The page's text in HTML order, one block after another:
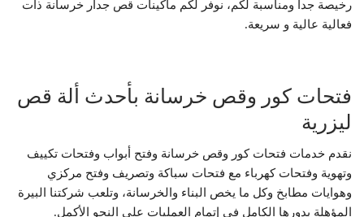
رخيصة جدا ومناسبة لكم، نوفر لكم ماكينات قص جدار خرسانة ذات
فعالية عالية و سريعة.
فتحات كور وقص خرسانة بأحدث ألة قص
ليزرية
نقدم خدمات فتحات كور وقص خرسانة وفتح أبواب وفتحات تكييف
وتهوية وفتحات كهرباء مع فتحات سباكة وتصريف وفتح مركزي
وهوايات مطابخ وكل ما يخص البناء والخرسانة، وتلعب شركتنا البيرة
المؤهلة بدورها الكامل في إتمام العمليات على النحو الأكمل.